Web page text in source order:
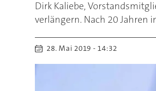
Dirk Kaliebe,
verlängern. Nach 20 Jahren
28. Mai 2019 - 14:32